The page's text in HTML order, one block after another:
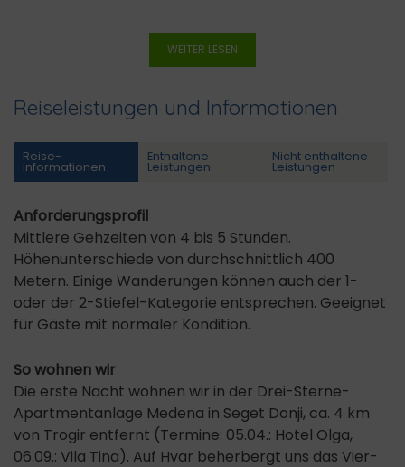
WEITER LESEN
Reiseleistungen und Informationen
Reise­
informationen
Enthaltene
Leistungen
Nicht enthaltene
Leistungen
Anforderungsprofil
Mittlere Gehzeiten von 4 bis 5 Stunden.
Höhenunterschiede von durchschnittlich 400
Metern. Einige Wanderungen können auch der 1-
oder der 2-Stiefel-Kategorie entsprechen. Geeignet
für Gäste mit normaler Kondition.
So wohnen wir
Die erste Nacht wohnen wir in der Drei-Sterne-
Apartmentanlage Medena in Seget Donji, ca. 4 km
von Trogir entfernt (Termine: 05.04.: Hotel Olga,
06.09.: Vila Tina). Auf Hvar beherbergt uns das Vier-